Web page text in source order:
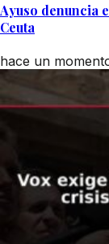
Ayuso denuncia
Ceuta
hace un